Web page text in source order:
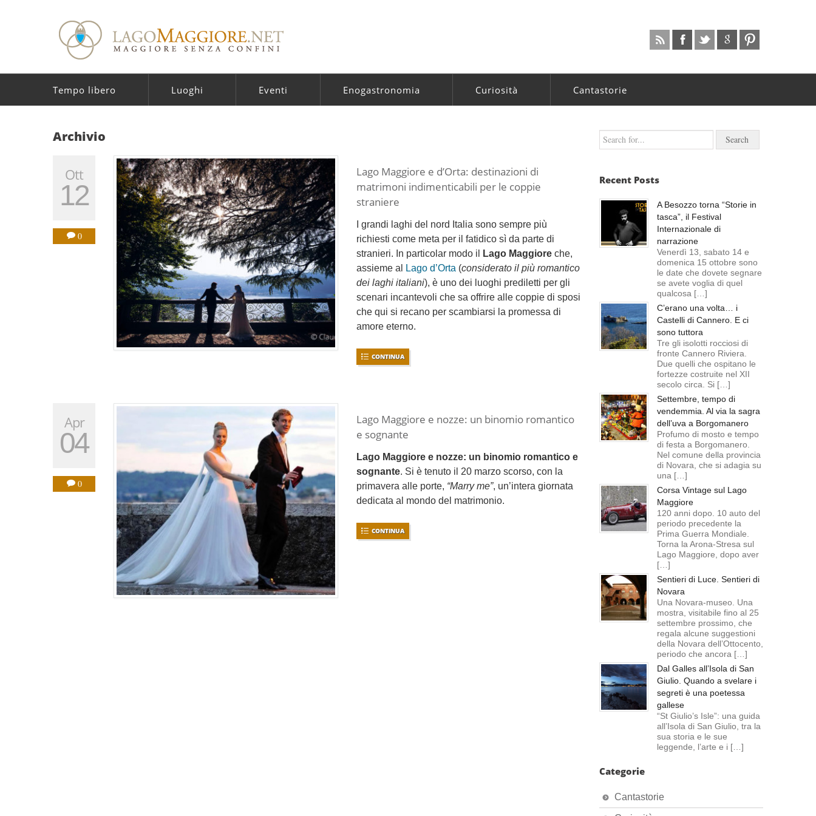
Tempo libero Luoghi Eventi Enogastronomia Curiosità Cantastorie
Archivio
Ott
12
0
Lago Maggiore e d’Orta: destinazioni di
matrimoni indimenticabili per le coppie
straniere
I grandi laghi del nord Italia sono sempre più
richiesti come meta per il fatidico sì da parte di
stranieri. In particolar modo il
Lago Maggiore che,
assieme al
Lago d’Orta (considerato il più romantico
dei laghi italiani), è uno dei luoghi prediletti per gli
scenari incantevoli che sa offrire alle coppie di sposi
che qui si recano per scambiarsi la promessa di
amore eterno.
CONTINUA
Apr
04
0
Lago Maggiore e nozze: un binomio romantico
e sognante
Lago Maggiore e nozze: un binomio romantico e
sognante. Si è tenuto il 20 marzo scorso, con la
primavera alle porte, “Marry me”, un’intera giornata
dedicata al mondo del matrimonio.
CONTINUA
Recent Posts
A Besozzo torna “Storie in
tasca”, il Festival
Internazionale di
narrazione
Venerdì 13, sabato 14 e
domenica 15 ottobre sono
le date che dovete segnare
se avete voglia di quel
qualcosa […]
C’erano una volta… i
Castelli di Cannero. E ci
sono tuttora
Tre gli isolotti rocciosi di
fronte Cannero Riviera.
Due quelli che ospitano le
fortezze costruite nel XII
secolo circa. Si […]
Settembre, tempo di
vendemmia. Al via la sagra
dell’uva a Borgomanero
Profumo di mosto e tempo
di festa a Borgomanero.
Nel comune della provincia
di Novara, che si adagia su
una […]
Corsa Vintage sul Lago
Maggiore
120 anni dopo. 10 auto del
periodo precedente la
Prima Guerra Mondiale.
Torna la Arona-Stresa sul
Lago Maggiore, dopo aver
[…]
Sentieri di Luce. Sentieri di
Novara
Una Novara-museo. Una
mostra, visitabile fino al 25
settembre prossimo, che
regala alcune suggestioni
della Novara dell’Ottocento,
periodo che ancora […]
Dal Galles all’Isola di San
Giulio. Quando a svelare i
segreti è una poetessa
gallese
“St Giulio’s Isle”: una guida
all’Isola di San Giulio, tra la
sua storia e le sue
leggende, l’arte e i […]
Categorie
Cantastorie